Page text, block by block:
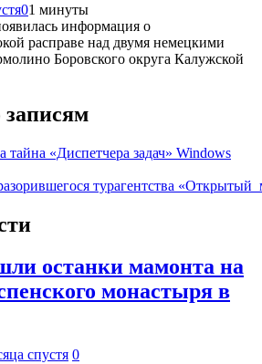
01 минуты
информация о
расправе над двумя немецкими
Боровского округа Калужской
тайна «Диспетчера задач» Windows
турагентства
останки мамонта на
монастыря в
спустя 0